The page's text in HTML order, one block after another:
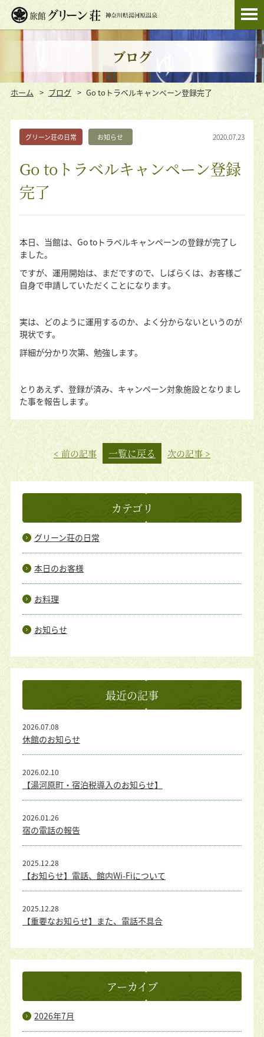
ブログ
ホーム ブログ Go toトラベルキャンペーン登録完了
グリーン荘の日常 お知らせ 2020.07.23
Go toトラベルキャンペーン登録
完了
本日、当館は、Go toトラベルキャンペーンの登録が完了し
ました。
ですが、運用開始は、まだですので、しばらくは、お客様ご
自身で申請していただくことになります。
実は、どのように運用するのか、よく分からないというのが
現状です。
詳細が分かり次第、勉強します。
とりあえず、登録が済み、キャンペーン対象施設となりまし
た事を報告します。
< 前の記事 一覧に戻る 次の記事 >
カテゴリ
グリーン荘の日常
本日のお客様
お料理
お知らせ
最近の記事
休館のお知らせ
2026.07.08
【湯河原町・宿泊税導入のお知らせ】
2026.02.10
宿の電話の報告
2026.01.26
【お知らせ】電話、館内Wi-Fiについて
2025.12.28
【重要なお知らせ】また、電話不具合
2025.12.28
アーカイブ
2026年7月